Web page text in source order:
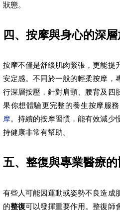
狀態。
四、按摩與身心的深
按摩不僅是舒緩肌肉緊張，更能提
安定感。不同於一般的輕柔按摩，
行深層按壓，針對肩頸、腰背及四
果你想體驗更完整的養生按摩服
摩。持續的按摩習慣，能有效減少
持健康非常有幫助。
五、整復與專業醫療的
有些人可能因運動或姿勢不良造成
的整復可以發揮重要作用。整復師